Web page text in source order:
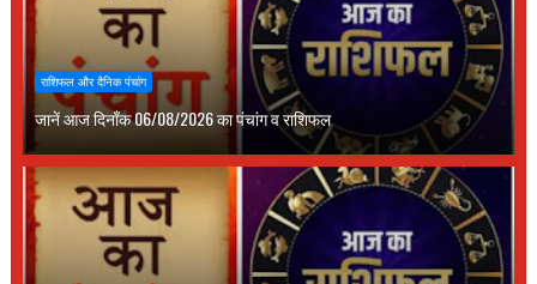
राशिफल और दैनिक पंचांग
जानें आज दिनाँक 06/08/2026 का पंचांग व राशिफल